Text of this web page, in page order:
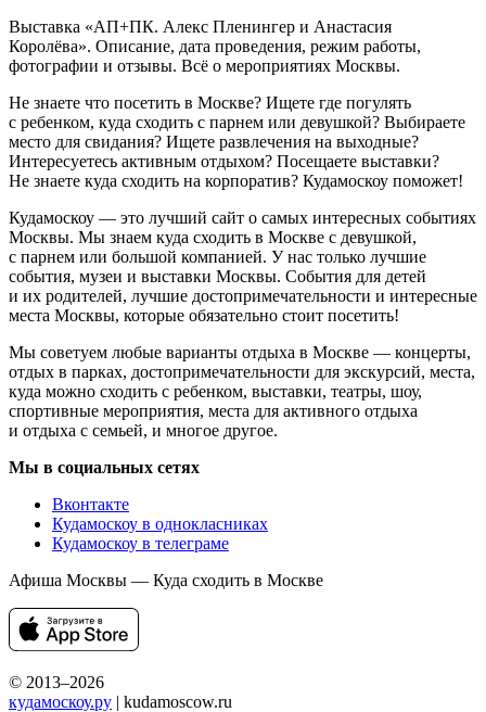
Выставка «АП+ПК. Алекс Пленингер и Анастасия
Королёва». Описание, дата проведения, режим работы,
фотографии и отзывы. Всё о мероприятиях Москвы.
Не знаете что посетить в Москве? Ищете где погулять
с ребенком, куда сходить с парнем или девушкой? Выбираете
место для свидания? Ищете развлечения на выходные?
Интересуетесь активным отдыхом? Посещаете выставки?
Не знаете куда сходить на корпоратив? Кудамоскоу поможет!
Кудамоскоу — это лучший сайт о самых интересных событиях
Москвы. Мы знаем куда сходить в Москве с девушкой,
с парнем или большой компанией. У нас только лучшие
события, музеи и выставки Москвы. События для детей
и их родителей, лучшие достопримечательности и интересные
места Москвы, которые обязательно стоит посетить!
Мы советуем любые варианты отдыха в Москве — концерты,
отдых в парках, достопримечательности для экскурсий, места,
куда можно сходить с ребенком, выставки, театры, шоу,
спортивные мероприятия, места для активного отдыха
и отдыха с семьей, и многое другое.
Мы в социальных сетях
Вконтакте
Кудамоскоу в однокласниках
Кудамоскоу в телеграме
Афиша Москвы — Куда сходить в Москве
© 2013–2026
кудамоскоу.ру | kudamoscow.ru